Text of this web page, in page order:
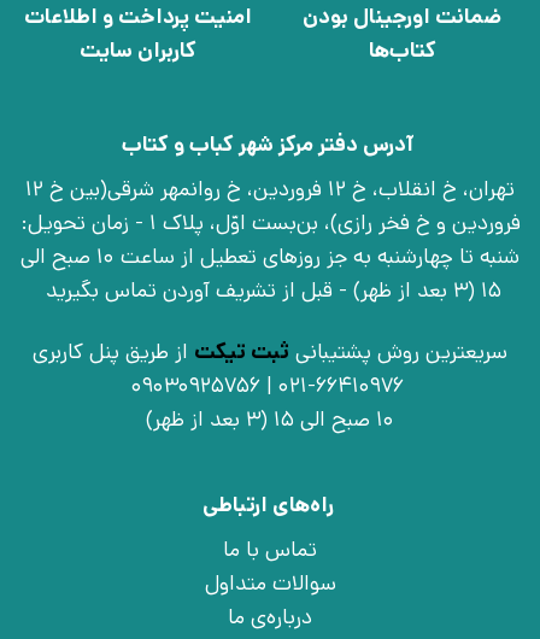
ضمانت اورجینال بودن
کتاب‌ها
امنیت پرداخت و اطلاعات
کاربران سایت
آدرس دفتر مرکز شهر کباب و کتاب
تهران، خ انقلاب، خ 12 فروردین، خ روانمهر شرقی(بین خ 12
فروردین و خ فخر رازی)، بن‌بست اوّل، پلاک 1 - زمان تحویل:
شنبه تا چهارشنبه به جز روزهای تعطیل از ساعت 10 صبح الی
15 (3 بعد از ظهر) - قبل از تشریف آوردن تماس بگیرید
سریعترین روش پشتیبانی ثبت تیکت از طریق پنل کاربری
021-66410976 | 09030925756
10 صبح الی 15 (3 بعد از ظهر)
راه‌های ارتباطی
تماس با ما
سوالات متداول
درباره‌ی ما